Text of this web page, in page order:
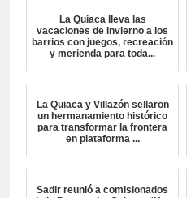
La Quiaca lleva las
vacaciones de invierno a los
barrios con juegos, recreación
y merienda para toda...
La Quiaca y Villazón sellaron
un hermanamiento histórico
para transformar la frontera
en plataforma ...
Sadir reunió a comisionados